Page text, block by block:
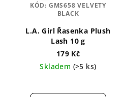
L.A. Girl Řasenka Plush
Lash 10 g
179 Kč
Skladem (>5 ks)
hodnocení
KÓD: GMS658 VELVETY
BLACK